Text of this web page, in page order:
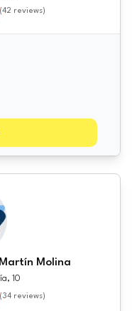
(42 reviews)
Molina
10
(34 reviews)